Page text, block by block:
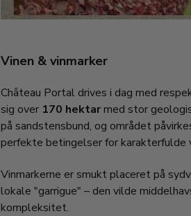
Vinen & vinmarker
Château Portal drives i dag med
sig over 170 hektarmed stor
på sandstensbund, og området
perfekte betingelser for karakterfulde
Vinmarkerne er smukt placeret på
lokale "garrigue" – den vilde
kompleksitet.